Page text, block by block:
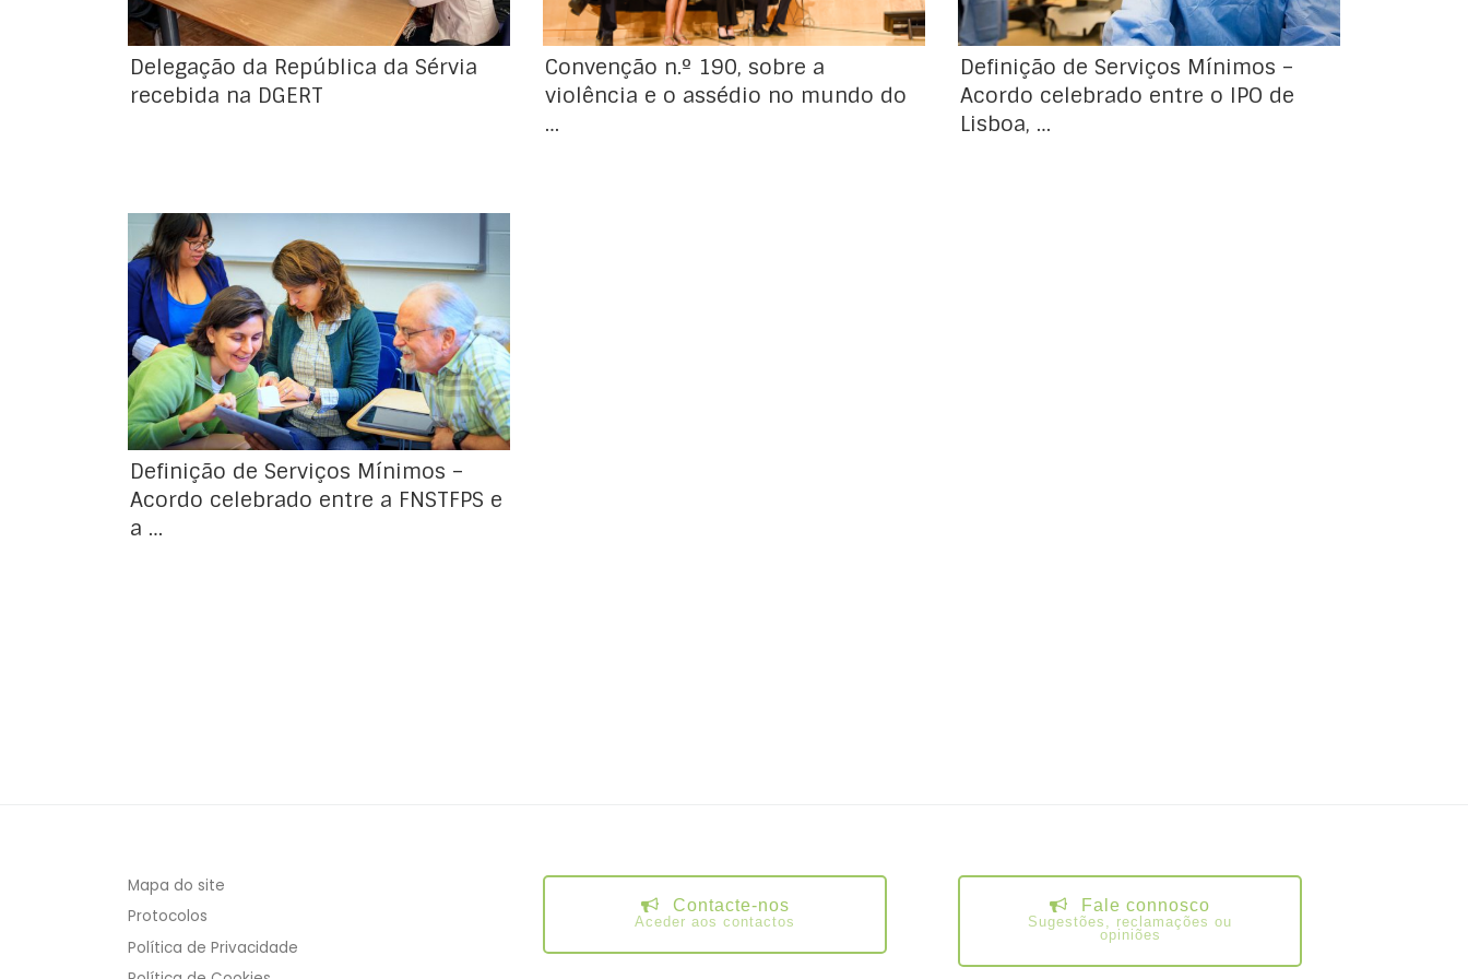
Delegação da República da Sérvia
recebida na DGERT
Convenção n.º 190, sobre a
violência e o assédio no mundo do
…
Definição de Serviços Mínimos –
Acordo celebrado entre o IPO de
Lisboa, …
Acordo obtido quanto à definição de
serviços mínimos e dos meios necessários
para os alcançar, para a greve declarada
pela Federação Nacional dos Sindicatos dos
Trabalhadores em Funções Pública e Sociais
(FNSTFPS) para a Santa Casa da Misericórdia
de Lisboa (SCML), para o período de 26 a 28
de fevereiro de 2025
Definição de Serviços Mínimos –
Acordo celebrado entre a FNSTFPS e
a …
Mapa do site
Protocolos
Política de Privacidade
Contacte-nos
Aceder aos contactos
Fale connosco
Sugestões, reclamações ou
opiniões